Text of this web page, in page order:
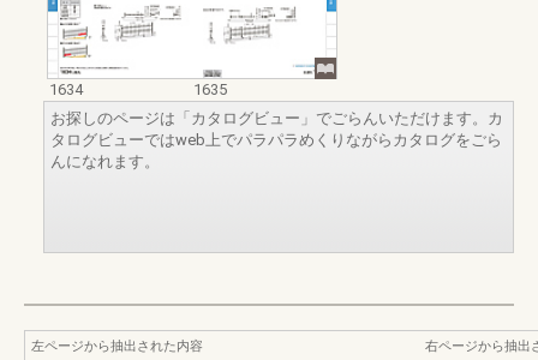
1634
1635
お探しのページは「カタログビュー」でごらんいただけます。カ
タログビューではweb上でパラパラめくりながらカタログをごら
んになれます。
左ページから抽出された内容
右ページから抽出